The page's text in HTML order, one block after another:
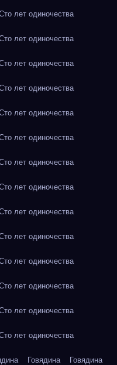
лет одиночества
лет одиночества
лет одиночества
лет одиночества
лет одиночества
лет одиночества
лет одиночества
лет одиночества
лет одиночества
лет одиночества
лет одиночества
лет одиночества
лет одиночества
лет одиночества
Говядина Говядина